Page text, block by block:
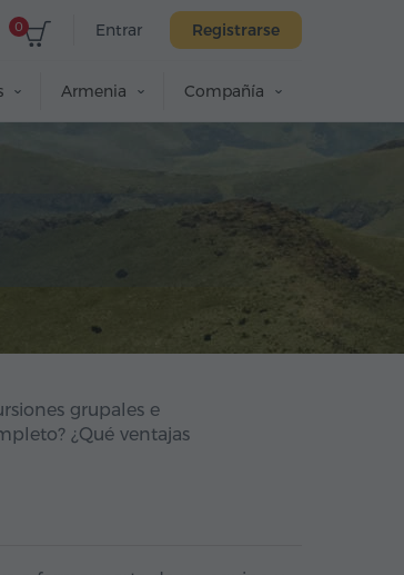
Entrar Registrarse
0
Armenia Compañía
grupales e
¿Qué ventajas